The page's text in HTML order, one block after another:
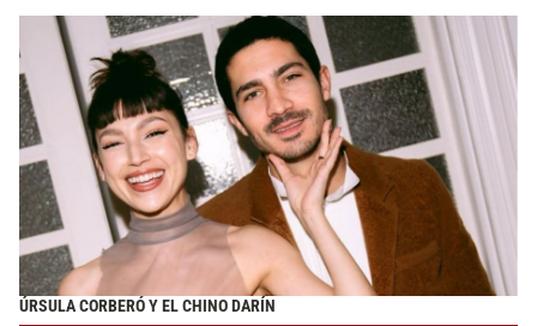
ÚRSULA CORBERÓ Y EL CHINO DARÍN